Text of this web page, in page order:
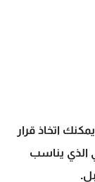
اتخاذ قرار
الذي يناسب